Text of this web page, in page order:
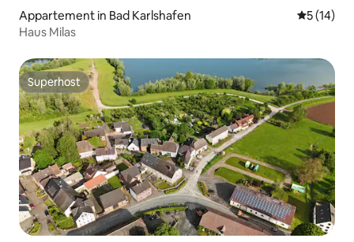
Appartement in Bad Karlshafen
5 (14)
Haus Milas
Superhost
Superhost